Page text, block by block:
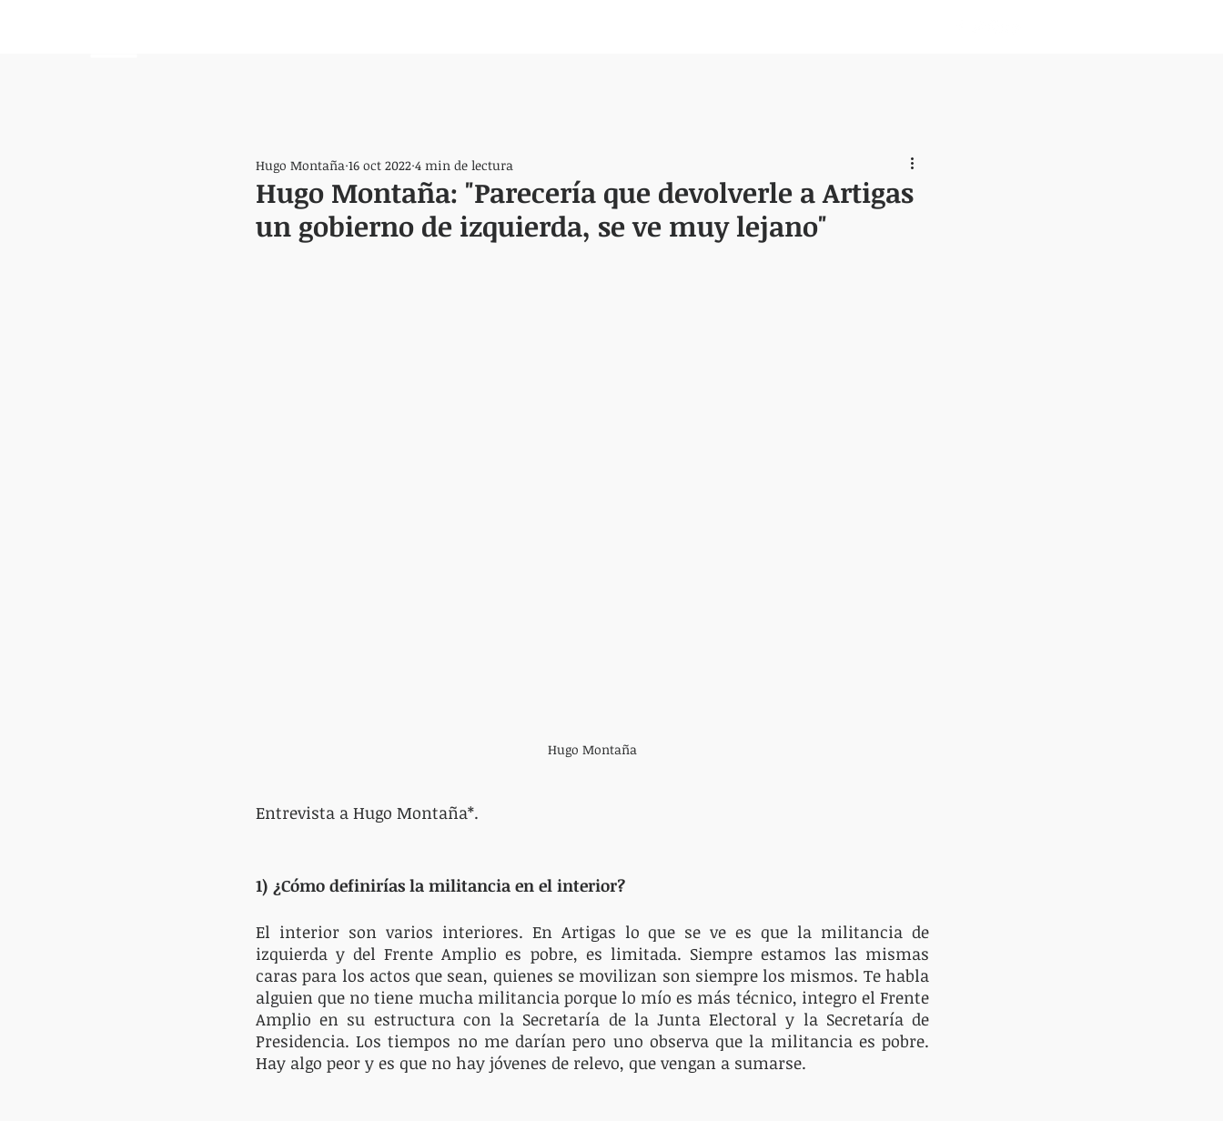
Hugo Montaña: "Parecería que devolverle a Artigas
un gobierno de izquierda, se ve muy lejano"
Hugo Montaña 16 oct 2022 4 min de lectura
Hugo Montaña
Entrevista a Hugo Montaña*.
1) ¿Cómo definirías la militancia en el interior?
El interior son varios interiores. En Artigas lo que se ve es que la militancia de
izquierda y del Frente Amplio es pobre, es limitada. Siempre estamos las mismas
caras para los actos que sean, quienes se movilizan son siempre los mismos. Te habla
alguien que no tiene mucha militancia porque lo mío es más técnico, integro el Frente
Amplio en su estructura con la Secretaría de la Junta Electoral y la Secretaría de
Presidencia. Los tiempos no me darían pero uno observa que la militancia es pobre.
Hay algo peor y es que no hay jóvenes de relevo, que vengan a sumarse.